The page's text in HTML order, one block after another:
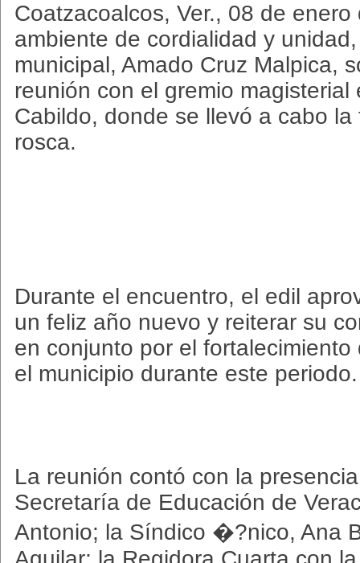
Coatzacoalcos, Ver., 08 de
ambiente de cordialidad y
municipal, Amado Cruz Malpica,
reunión con el gremio magisterial
Cabildo, donde se llevó a cabo
rosca.
Durante el encuentro, el edil
un feliz año nuevo y reiterar su
en conjunto por el
el municipio durante este periodo.
La reunión contó con la
Secretaría de Educación de
Antonio; la Síndico �?nico, Ana